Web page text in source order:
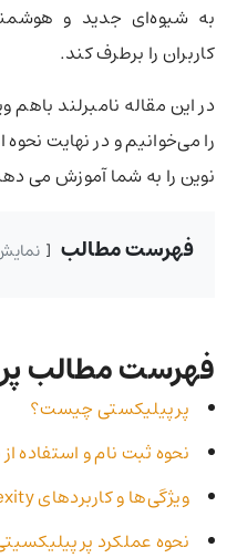
به شیوه‌ای جدید و
کاربران را برطرف کند.
در این مقاله نامبرلند
را می‌خوانیم و در نهایت نحوه
نوین را به شما آموزش می
فهرست مطالب
فهرست مطالب
پرپیلیکستی چیست؟
نحوه ثبت نام و استفاده
ویژگی‌ها و کاربردهای Perplexity
نحوه عملکرد